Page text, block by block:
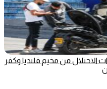
من مخيم قلنديا وكفر